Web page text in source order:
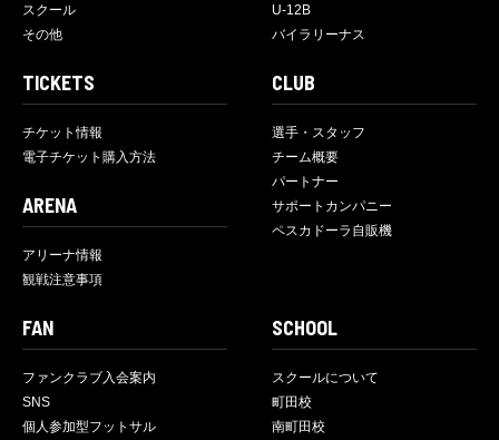
スクール
その他
U-12B
バイラリーナス
TICKETS
チケット情報
電子チケット購入方法
ARENA
アリーナ情報
観戦注意事項
CLUB
選手・スタッフ
チーム概要
パートナー
サポートカンパニー
ペスカドーラ自販機
FAN
ファンクラブ入会案内
SNS
個人参加型フットサル
SCHOOL
スクールについて
町田校
南町田校